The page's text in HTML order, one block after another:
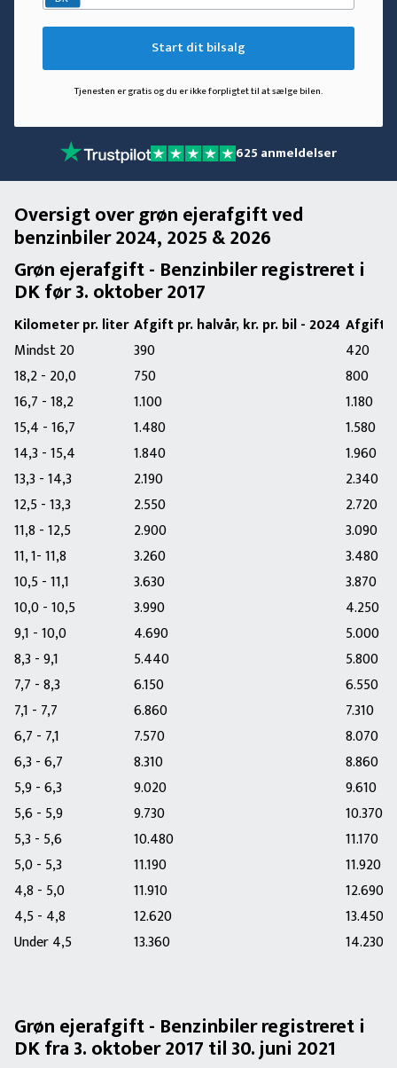
Start dit bilsalg
Tjenesten er gratis og du er ikke forpligtet til at sælge bilen.
625 anmeldelser
Oversigt over grøn ejerafgift ved
benzinbiler 2024, 2025 & 2026
Grøn ejerafgift - Benzinbiler registreret i
DK før 3. oktober 2017
Kilometer pr. liter Afgift pr. halvår, kr. pr. bil - 2024 Afgift
Mindst 20
390
420
18,2 - 20,0
750
800
16,7 - 18,2
1.100
1.180
15,4 - 16,7
1.480
1.580
14,3 - 15,4
1.840
1.960
13,3 - 14,3
2.190
2.340
12,5 - 13,3
2.550
2.720
11,8 - 12,5
2.900
3.090
11, 1- 11,8
3.260
3.480
10,5 - 11,1
3.630
3.870
10,0 - 10,5
3.990
4.250
9,1 - 10,0
4.690
5.000
8,3 - 9,1
5.440
5.800
7,7 - 8,3
6.150
6.550
7,1 - 7,7
6.860
7.310
6,7 - 7,1
7.570
8.070
6,3 - 6,7
8.310
8.860
5,9 - 6,3
9.020
9.610
5,6 - 5,9
9.730
10.370
5,3 - 5,6
10.480
11.170
5,0 - 5,3
11.190
11.920
4,8 - 5,0
11.910
12.690
4,5 - 4,8
12.620
13.450
Under 4,5
13.360 14.230
Grøn ejerafgift - Benzinbiler registreret i
DK fra 3. oktober 2017 til 30. juni 2021